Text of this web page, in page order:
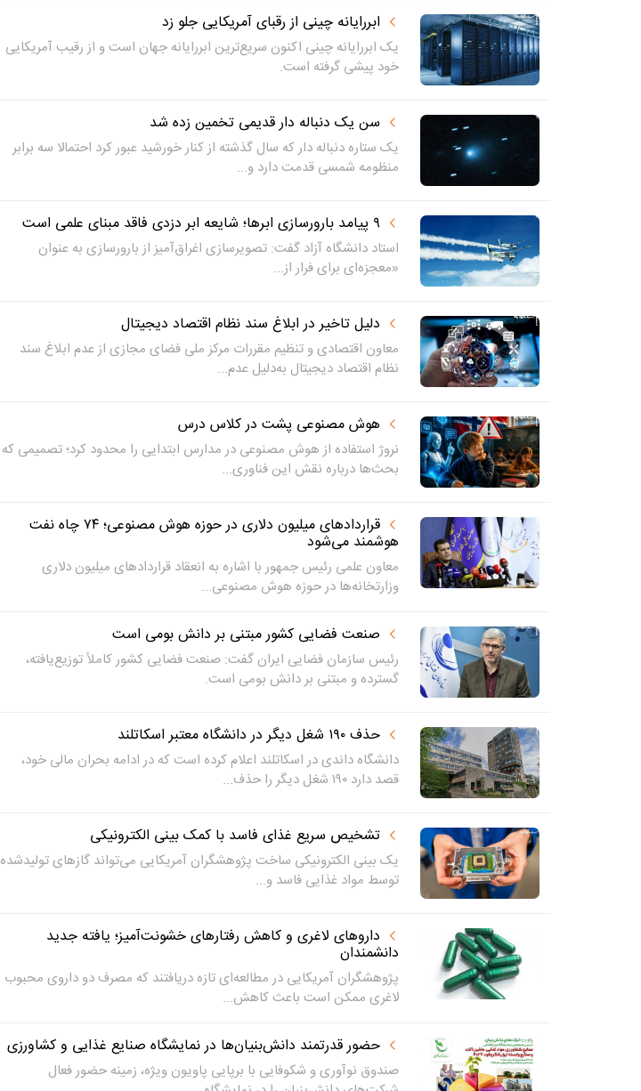
ابررایانه چینی از رقبای آمریکایی جلو زد
یک ابررایانه چینی اکنون سریع‌ترین ابررایانه جهان است و از رقیب آمریکایی
خود پیشی گرفته است.
سن یک دنباله دار قدیمی تخمین زده شد
یک ستاره دنباله دار که سال گذشته از کنار خورشید عبور کرد احتمالا سه برابر
منظومه شمسی قدمت دارد و...
۹ پیامد بارورسازی ابرها؛ شایعه ابر دزدی فاقد مبنای علمی است
استاد دانشگاه آزاد گفت: تصویرسازی اغراق‌آمیز از بارورسازی به عنوان
«معجزه‌ای برای فرار از...
دلیل تاخیر در ابلاغ سند نظام اقتصاد دیجیتال
معاون اقتصادی و تنظیم مقررات مرکز ملی فضای مجازی از عدم ابلاغ سند
نظام اقتصاد دیجیتال به‌دلیل عدم...
هوش مصنوعی پشت در کلاس درس
نروژ استفاده از هوش مصنوعی در مدارس ابتدایی را محدود کرد؛ تصمیمی که
بحث‌ها درباره نقش این فناوری...
قراردادهای میلیون دلاری در حوزه هوش مصنوعی؛ ۷۴ چاه نفت
هوشمند می‌شود
معاون علمی رئیس جمهور با اشاره به انعقاد قراردادهای میلیون دلاری
وزارتخانه‌ها در حوزه هوش مصنوعی...
صنعت فضایی کشور مبتنی بر دانش بومی است
رئیس سازمان فضایی ایران گفت: صنعت فضایی کشور کاملاً توزیع‌یافته،
گسترده و مبتنی بر دانش بومی است.
حذف ۱۹۰ شغل دیگر در دانشگاه معتبر اسکاتلند
دانشگاه داندی در اسکاتلند اعلام کرده است که در ادامه بحران مالی خود،
قصد دارد ۱۹۰ شغل دیگر را حذف...
تشخیص سریع غذای فاسد با کمک بینی الکترونیکی
یک بینی الکترونیکی ساخت پژوهشگران آمریکایی می‌تواند گازهای تولیدشده
توسط مواد غذایی فاسد و...
دارو‌های لاغری و کاهش رفتار‌های خشونت‌آمیز؛ یافته جدید
دانشمندان
پژوهشگران آمریکایی در مطالعه‌ای تازه دریافتند که مصرف دو داروی محبوب
لاغری ممکن است باعث کاهش...
حضور قدرتمند دانش‌بنیان‌ها در نمایشگاه صنایع غذایی و کشاورزی
صندوق نوآوری و شکوفایی با برپایی پاویون ویژه، زمینه حضور فعال